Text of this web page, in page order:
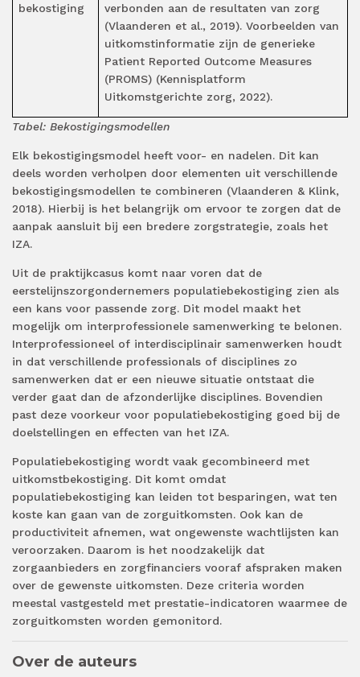
bekostiging
verbonden aan de resultaten van zorg
(Vlaanderen et al., 2019). Voorbeelden van
uitkomstinformatie zijn de generieke
Patient Reported Outcome Measures
(PROMS) (Kennisplatform
Uitkomstgerichte zorg, 2022).
Tabel: Bekostigingsmodellen
Elk bekostigingsmodel heeft voor- en nadelen. Dit kan
deels worden verholpen door elementen uit verschillende
bekostigingsmodellen te combineren (Vlaanderen & Klink,
2018). Hierbij is het belangrijk om ervoor te zorgen dat de
aanpak aansluit bij een bredere zorgstrategie, zoals het
IZA.
Uit de praktijkcasus komt naar voren dat de
eerstelijnszorgondernemers populatiebekostiging zien als
een kans voor passende zorg. Dit model maakt het
mogelijk om interprofessionele samenwerking te belonen.
Interprofessioneel of interdisciplinair samenwerken houdt
in dat verschillende professionals of disciplines zo
samenwerken dat er een nieuwe situatie ontstaat die
verder gaat dan de afzonderlijke disciplines. Bovendien
past deze voorkeur voor populatiebekostiging goed bij de
doelstellingen en effecten van het IZA.
Populatiebekostiging wordt vaak gecombineerd met
uitkomstbekostiging. Dit komt omdat
populatiebekostiging kan leiden tot besparingen, wat ten
koste kan gaan van de zorguitkomsten. Ook kan de
productiviteit afnemen, wat ongewenste wachtlijsten kan
veroorzaken. Daarom is het noodzakelijk dat
zorgaanbieders en zorgfinanciers vooraf afspraken maken
over de gewenste uitkomsten. Deze criteria worden
meestal vastgesteld met prestatie-indicatoren waarmee de
zorguitkomsten worden gemonitord.
Over de auteurs